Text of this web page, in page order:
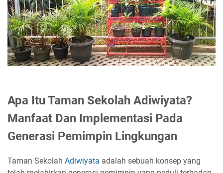
Apa Itu Taman Sekolah Adiwiyata?
Manfaat Dan Implementasi Pada
Generasi Pemimpin Lingkungan
Taman Sekolah Adiwiyata adalah sebuah konsep yang